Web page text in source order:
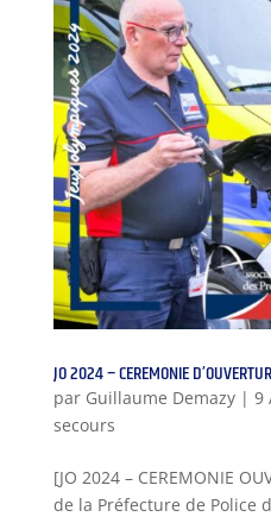
JO 2024 – CEREMONIE
par Guillaume Demazy| 9
secours
[JO 2024 – CEREMONIE
de la Préfecture de Police